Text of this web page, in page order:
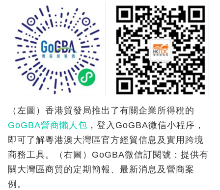
（左圖）香港貿發局推出了有關企業所得稅的
GoGBA營商懶人包 ，登入GoGBA微信小程序，
即可了解粵港澳大灣區官方經貿信息及實用跨境
商務工具。（右圖）GoGBA微信訂閱號：提供有
關大灣區商貿的定期簡報、最新消息及營商案
例。